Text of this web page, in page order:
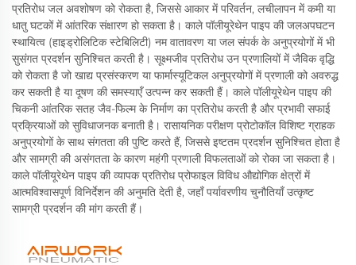
प्रतिरोध जल अवशोषण को रोकता है, जिससे आकार में परिवर्तन, लचीलापन में कमी या
धातु घटकों में आंतरिक संक्षारण हो सकता है। काले पॉलीयूरेथेन पाइप की जलअपघटन
स्थायित्व (हाइड्रोलिटिक स्टेबिलिटी) नम वातावरण या जल संपर्क के अनुप्रयोगों में भी
सुसंगत प्रदर्शन सुनिश्चित करती है। सूक्ष्मजीव प्रतिरोध उन प्रणालियों में जैविक वृद्धि
को रोकता है जो खाद्य प्रसंस्करण या फार्मास्यूटिकल अनुप्रयोगों में प्रणाली को अवरुद्ध
कर सकती है या दूषण की समस्याएँ उत्पन्न कर सकती हैं। काले पॉलीयूरेथेन पाइप की
चिकनी आंतरिक सतह जैव-फिल्म के निर्माण का प्रतिरोध करती है और प्रभावी सफाई
प्रक्रियाओं को सुविधाजनक बनाती है। रासायनिक परीक्षण प्रोटोकॉल विशिष्ट ग्राहक
अनुप्रयोगों के साथ संगतता की पुष्टि करते हैं, जिससे इष्टतम प्रदर्शन सुनिश्चित होता है
और सामग्री की असंगतता के कारण महंगी प्रणाली विफलताओं को रोका जा सकता है।
काले पॉलीयूरेथेन पाइप की व्यापक प्रतिरोध प्रोफाइल विविध औद्योगिक क्षेत्रों में
आत्मविश्वासपूर्ण विनिर्देशन की अनुमति देती है, जहाँ पर्यावरणीय चुनौतियाँ उत्कृष्ट
सामग्री प्रदर्शन की मांग करती हैं।